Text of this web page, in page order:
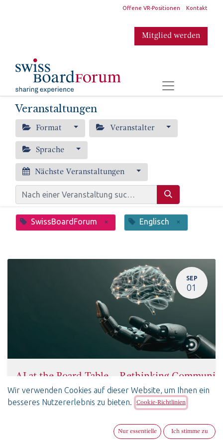
Offene VR-Positionen Kontakt
Mitglied werden
Veranstaltungen
Format Veranstalter
Sprache
Nächste Veranstaltungen
SwissBoardForum × Englisch ×
SEP
01
AI at the Board Table – Rethinking
1. September 2026-17:30(Europe/Zurich )
Bern,
Wir verwenden Cookies auf dieser Website, um Ihnen ein
besseres Nutzererlebnis zu bieten.
Cookie-Richtlinien
Nur essentielle Ich stimme zu